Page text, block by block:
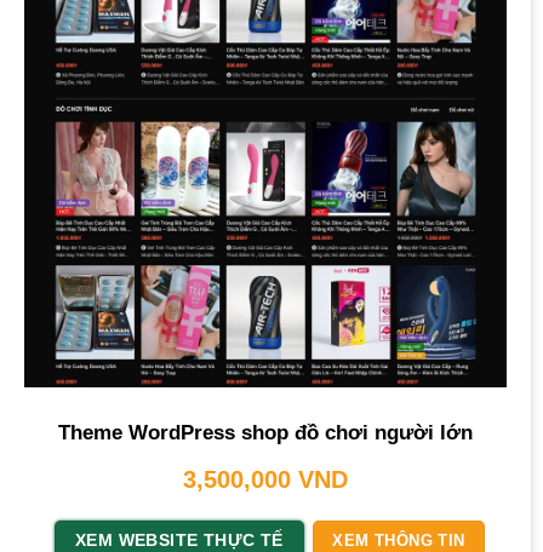
Theme WordPress shop đồ chơi người lớn
3,500,000 VND
XEM WEBSITE THỰC TẾ XEM THÔNG TIN